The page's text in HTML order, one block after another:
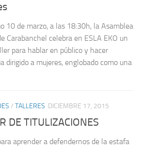
10 de marzo, a las 18:30h, la Asamblea
Carabanchel celebra en ESLA EKO un
para hablar en público y hacer
dirigido a mujeres, englobado como una
/ TALLERES DICIEMBRE 17, 2015
DE TITULIZACIONES
aprender a defendernos de la estafa